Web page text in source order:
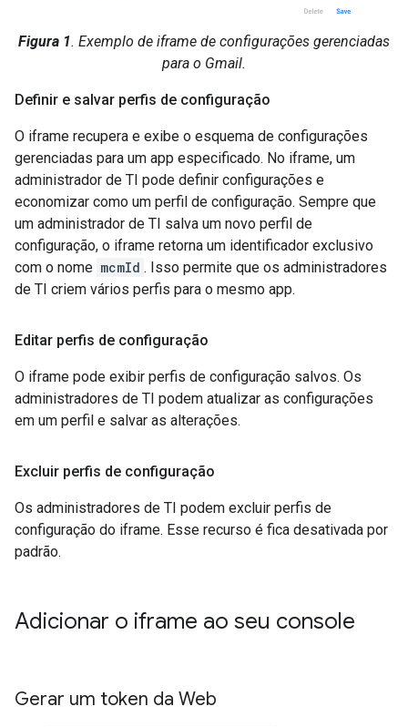
Figura 1. Exemplo de iframe de configurações gerenciadas
para o Gmail.
Definir e salvar perfis de configuração
O iframe recupera e exibe o esquema de configurações
gerenciadas para um app especificado. No iframe, um
administrador de TI pode definir configurações e
economizar como um perfil de configuração. Sempre que
um administrador de TI salva um novo perfil de
configuração, o iframe retorna um identificador exclusivo
com o nome mcmId . Isso permite que os administradores
de TI criem vários perfis para o mesmo app.
Editar perfis de configuração
O iframe pode exibir perfis de configuração salvos. Os
administradores de TI podem atualizar as configurações
em um perfil e salvar as alterações.
Excluir perfis de configuração
Os administradores de TI podem excluir perfis de
configuração do iframe. Esse recurso é fica desativada por
padrão.
Adicionar o iframe ao seu console
Gerar um token da Web